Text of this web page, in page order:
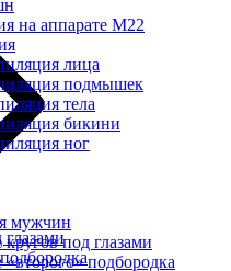
глазами
на аппарате М22
лица
подмышек
тела
бикини
ног
мужчин
кругов под глазами
«второго» подбородка